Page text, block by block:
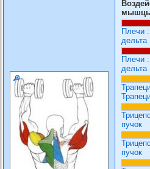
Плечи :
дельта
Плечи :
дельта
Трицепс
пучок
Трицепс
пучок